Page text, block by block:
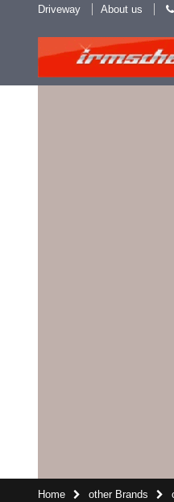
Driveway About us
Home other Brands